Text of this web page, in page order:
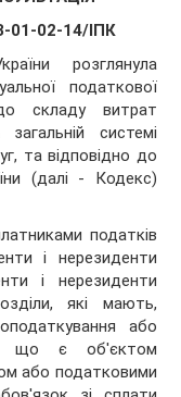
01-02-14/ІПК
розглянула
податкової
складу витрат
системі
та відповідно до
(далі - Кодекс)
податків
і нерезиденти
і нерезиденти
які мають,
або
що є об'єктом
або податковими